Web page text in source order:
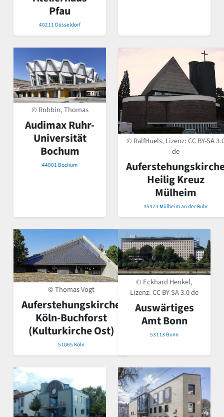
Pfau
40211 Düsseldorf
© Robbin, Thomas
Audimax Ruhr-
Universität
Bochum
44801 Bochum
© RalfHuels, Lizenz:CC BY-SA
de
Heilig Kreuz
Mülheim
45473 Mülheim an der Ruhr
© Thomas Vogt
Auferstehungskirche
Köln-Buchforst
(Kulturkirche Ost)
51065 Köln
© Eckhard Henkel,
Lizenz:CC BY-SA 3.0 de
Auswärtiges
Amt Bonn
53113 Bonn